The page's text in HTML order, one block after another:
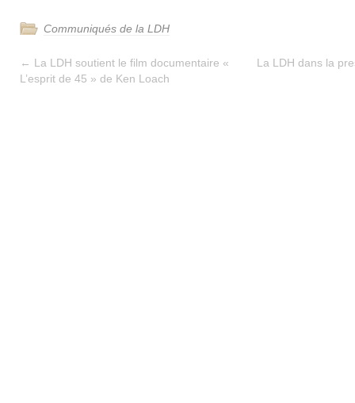
Communiqués de la LDH
← La LDH soutient le film documentaire «
L’esprit de 45 » de Ken Loach
La LDH dans la